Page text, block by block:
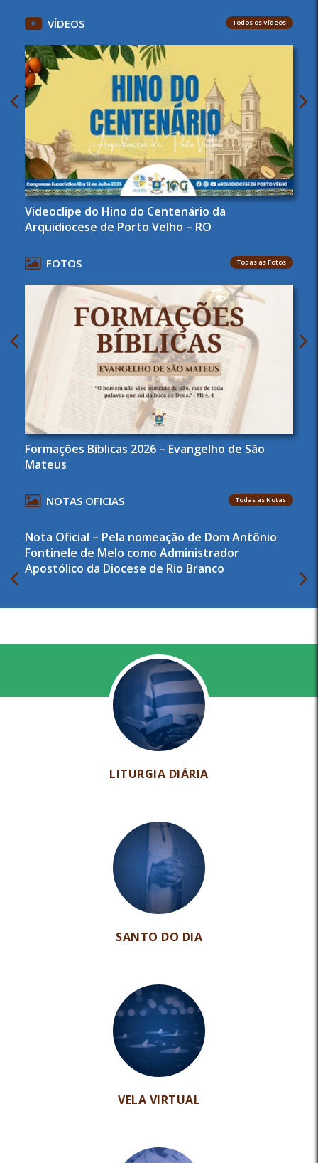
VÍDEOS Todos os Vídeos
Videoclipe do Hino do Centenário da
Arquidiocese de Porto Velho – RO
FOTOS Todas as Fotos
Formações Bíblicas 2026 – Evangelho de São
Mateus
NOTAS OFICIAS Todas as Notas
Nota Oficial – Pela nomeação de Dom Antônio
Fontinele de Melo como Administrador
Apostólico da Diocese de Rio Branco
LITURGIA DIÁRIA
SANTO DO DIA
VELA VIRTUAL